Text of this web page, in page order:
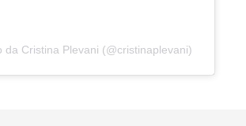
da Cristina Plevani (@cristinaplevani)